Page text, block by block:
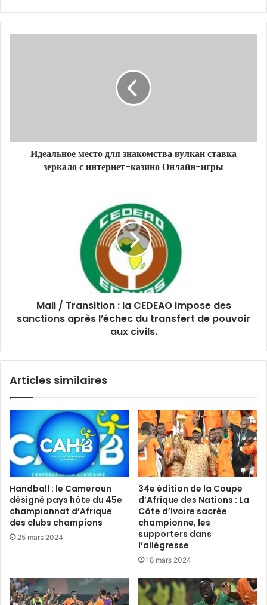
Идеальное место для знакомства вулкан ставка
зеркало с интернет-казино Онлайн-игры
Mali / Transition : la CEDEAO impose des
sanctions après l’échec du transfert de pouvoir
aux civils.
Articles similaires
Handball : le Cameroun
désigné pays hôte du 45e
championnat d’Afrique
des clubs champions
25 mars 2024
34e édition de la Coupe
d’Afrique des Nations : La
Côte d’Ivoire sacrée
championne, les
supporters dans
l’allégresse
18 mars 2024